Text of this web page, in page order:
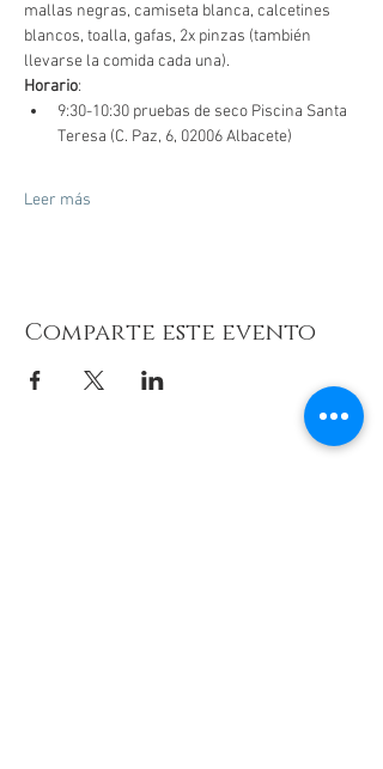
mallas negras, camiseta blanca, calcetines
blancos, toalla, gafas, 2x pinzas (también
llevarse la comida cada una).
Horario:
9:30-10:30 pruebas de seco Piscina Santa
Teresa (C. Paz, 6, 02006 Albacete)
Leer más
Comparte este evento